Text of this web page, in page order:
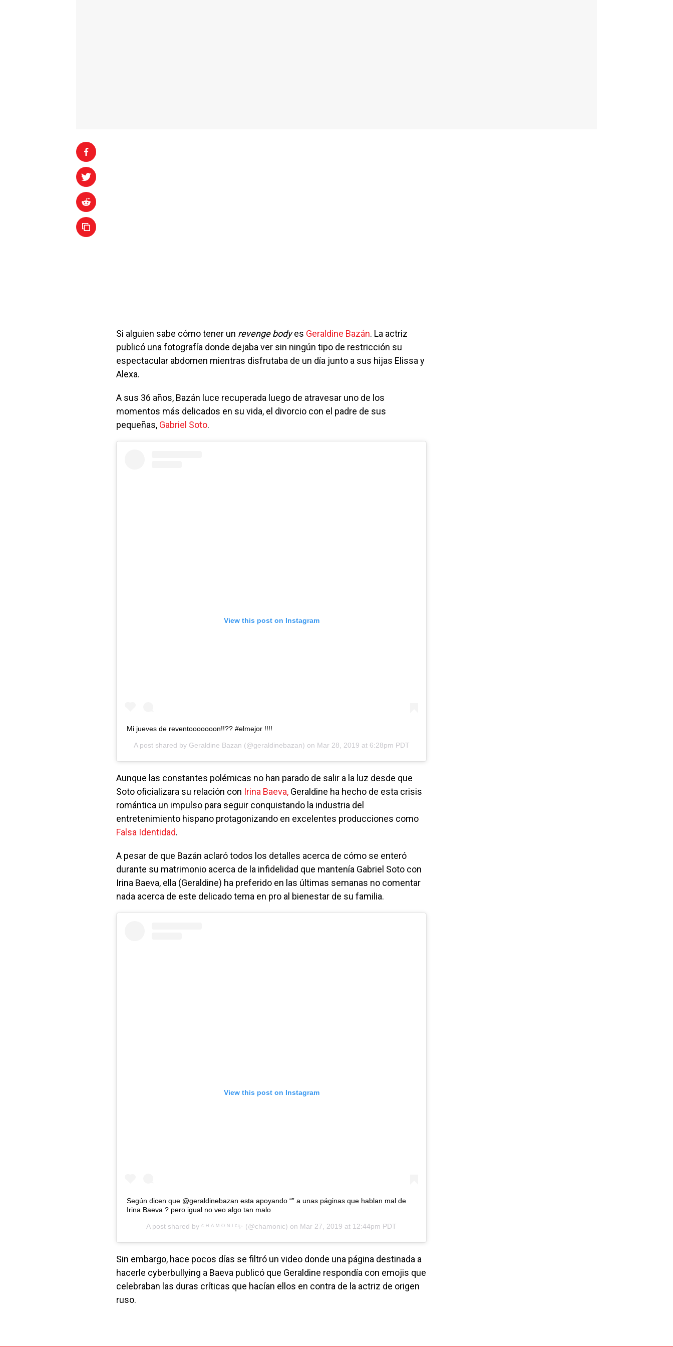
Si alguien sabe cómo tener un revenge bodyes Geraldine Bazán. La actriz
publicó una fotografía donde dejaba ver sin ningún tipo de restricción su
espectacular abdomen mientras disfrutaba de un día junto a sus hijas Elissa y
Alexa.
A sus 36 años, Bazán luce recuperada luego de atravesar uno de los
momentos más delicados en su vida, el divorcio con el padre de sus
pequeñas, Gabriel Soto.
View this post on Instagram
Mi jueves de reventooooooon!!?? #elmejor !!!!
A post shared by Geraldine Bazan (@geraldinebazan) on Mar 28, 2019 at 6:28pm PDT
Aunque las constantes polémicas no han parado de salir a la luz desde que
Soto oficializara su relación con Irina Baeva, Geraldine ha hecho de esta crisis
romántica un impulso para seguir conquistando la industria del
entretenimiento hispano protagonizando en excelentes producciones como
Falsa Identidad.
A pesar de que Bazán aclaró todos los detalles acerca de cómo se enteró
durante su matrimonio acerca de la infidelidad que mantenía Gabriel Soto con
Irina Baeva, ella (Geraldine) ha preferido en las últimas semanas no comentar
nada acerca de este delicado tema en pro al bienestar de su familia.
View this post on Instagram
Según dicen que @geraldinebazan esta apoyando “” a unas páginas que hablan mal de
Irina Baeva ? pero igual no veo algo tan malo
A post shared by ᶜ ᴴ ᴬ ᴹ ᴼ ᴺ ᴵ ᶜ✨ (@chamonic) on Mar 27, 2019 at 12:44pm PDT
Sin embargo, hace pocos días se filtró un video donde una página destinada a
hacerle cyberbullying a Baeva publicó que Geraldine respondía con emojis que
celebraban las duras críticas que hacían ellos en contra de la actriz de origen
ruso.